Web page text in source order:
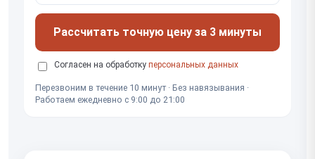
Рассчитать точную цену за 3 минуты
Согласен на обработку персональных данных
Перезвоним в течение 10 минут · Без навязывания ·
Работаем ежедневно с 9:00 до 21:00